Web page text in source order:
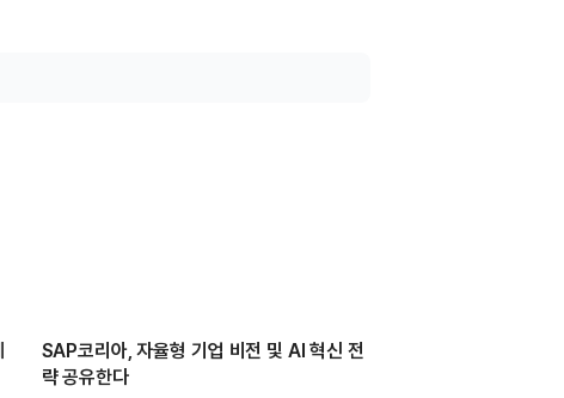
SAP코리아, 자율형 기업 비전 및 AI 혁신 전
략 공유한다